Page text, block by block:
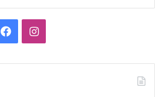
FacebookInstagram